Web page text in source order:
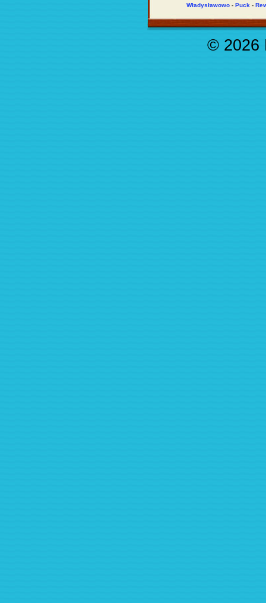
Władysławowo - Puck -
© 2026